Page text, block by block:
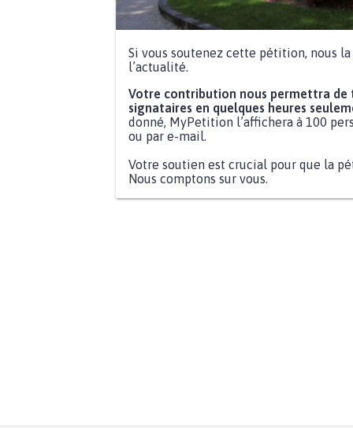
Si vous soutenez cette pétition, nous la
l’actualité.
Votre contribution nous permettra de
signataires en quelques heures
donné, MyPetition l’affichera à 100
ou par e-mail.
Votre soutien est crucial pour que la
Nous comptons sur vous.